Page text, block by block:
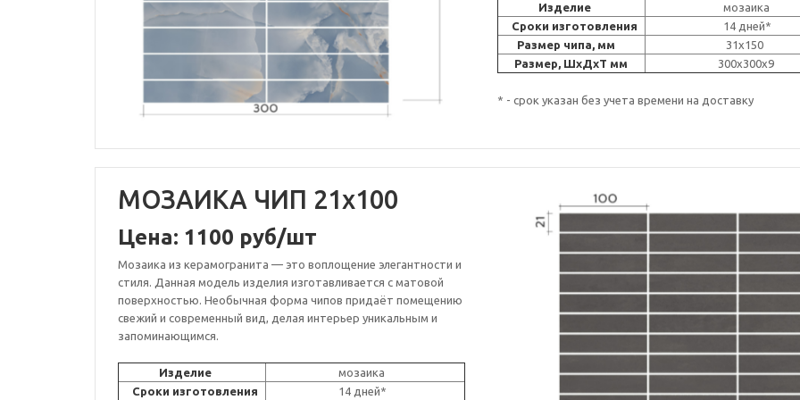
Изделие
мозаика
Сроки изготовления
14 дней*
Размер чипа, мм
31x150
Размер, ШxДxT мм
* - срок указан без учета времени на доставку
МОЗАИКА ЧИП 21х100
Цена: 1100 руб/шт
Мозаика из керамогранита — это воплощение элегантности и
стиля. Данная модель изделия изготавливается с матовой
поверхностью. Необычная форма чипов придаёт помещению
свежий и современный вид, делая интерьер уникальным и
запоминающимся.
Изделие
мозаика
Сроки изготовления
14 дней*